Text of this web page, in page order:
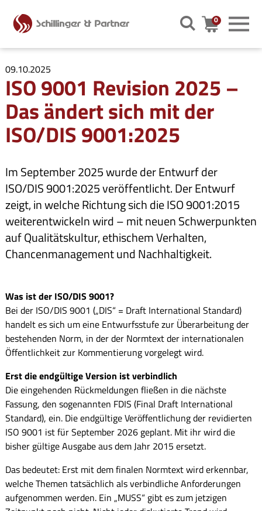
0
09.10.2025
ISO 9001 Revision 2025 –
Das ändert sich mit der
ISO/DIS 9001:2025
Im September 2025 wurde der Entwurf der
ISO/DIS 9001:2025 veröffentlicht. Der Entwurf
zeigt, in welche Richtung sich die ISO 9001:2015
weiterentwickeln wird – mit neuen Schwerpunkten
auf Qualitätskultur, ethischem Verhalten,
Chancenmanagement und Nachhaltigkeit.
Was ist der ISO/DIS 9001?
Bei der ISO/DIS 9001 („DIS“ = Draft International Standard)
handelt es sich um eine Entwurfsstufe zur Überarbeitung der
bestehenden Norm, in der der Normtext der internationalen
Öffentlichkeit zur Kommentierung vorgelegt wird.
Erst die endgültige Version ist verbindlich
Die eingehenden Rückmeldungen fließen in die nächste
Fassung, den sogenannten FDIS (Final Draft International
Standard), ein. Die endgültige Veröffentlichung der revidierten
ISO 9001 ist für September 2026 geplant. Mit ihr wird die
bisher gültige Ausgabe aus dem Jahr 2015 ersetzt.
Das bedeutet: Erst mit dem finalen Normtext wird erkennbar,
welche Themen tatsächlich als verbindliche Anforderungen
aufgenommen werden. Ein „MUSS“ gibt es zum jetzigen